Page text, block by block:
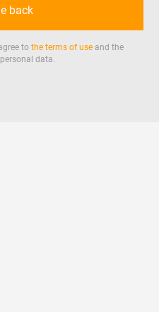
back
to the terms of use and the
data.